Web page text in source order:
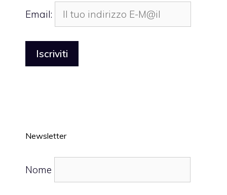
Email:
Newsletter
Nome